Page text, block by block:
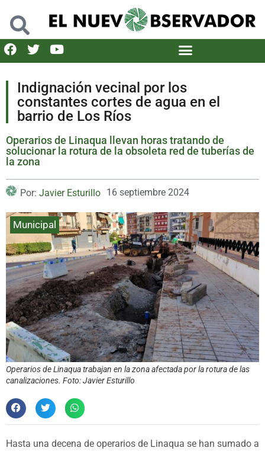
Indignación vecinal por los
constantes cortes de agua en el
barrio de Los Ríos
Operarios de Linaqua llevan horas tratando de
solucionar la rotura de la obsoleta red de tuberías de
la zona
Por: Javier Esturillo 16 septiembre 2024
Municipal
Operarios de Linaqua trabajan en la zona afectada por la rotura de las
canalizaciones. Foto: Javier Esturillo
Hasta una decena de operarios de Linaqua se han sumado a